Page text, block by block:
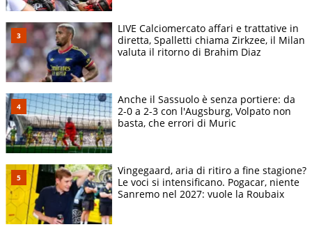
LIVE Calciomercato affari e trattative in
diretta, Spalletti chiama Zirkzee, il Milan
valuta il ritorno di Brahim Diaz
Anche il Sassuolo è senza portiere: da
2-0 a 2-3 con l'Augsburg, Volpato non
basta, che errori di Muric
Vingegaard, aria di ritiro a fine stagione?
Le voci si intensificano. Pogacar, niente
Sanremo nel 2027: vuole la Roubaix